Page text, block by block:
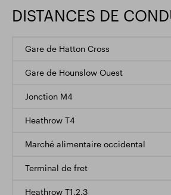
DISTANCES DE
Gare de Hatton Cross
Gare de Hounslow Ouest
Jonction M4
Heathrow T4
Marché alimentaire occidental
Terminal de fret
Heathrow T1,2,3